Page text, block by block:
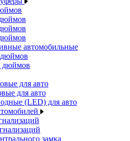
автомобильные
дюймов
для авто
для авто
(LED) для авто
замка